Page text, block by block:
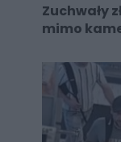
Zuchwały
mimo